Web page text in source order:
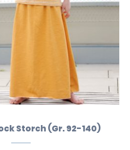
Storch (Gr. 92-140)